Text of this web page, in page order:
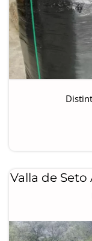
Valla de